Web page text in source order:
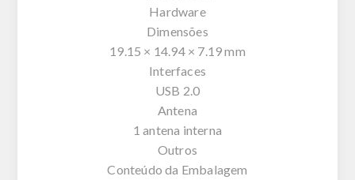
Hardware
Dimensões
19.15 × 14.94 × 7.19 mm
Interfaces
USB 2.0
Antena
1 antena interna
Outros
Conteúdo da Embalagem